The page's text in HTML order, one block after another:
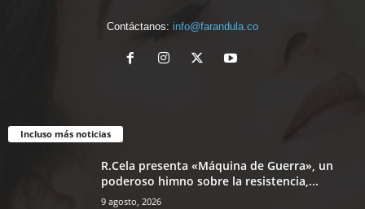
Contáctanos: info@farandula.co
Incluso más noticias
R.Cela presenta «Máquina de Guerra», un
poderoso himno sobre la resistencia,...
9 agosto, 2026